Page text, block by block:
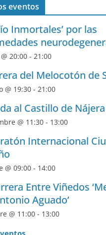
eventos
Inmortales’ por las
20:00- 21:00
del Melocotón de
@ 19:30- 21:00
al Castillo de Nájera
@ 11:30- 13:00
Internacional
@ 09:00- 14:00
Entre Viñedos
Aguado’
@ 11:00- 13:00